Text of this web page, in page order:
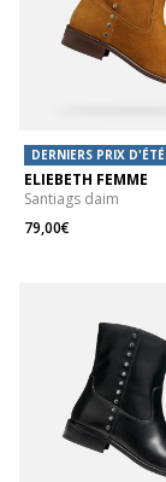
DERNIERS PRIX D'ÉTÉ
ELIEBETH FEMME
Santiags daim
79,00€